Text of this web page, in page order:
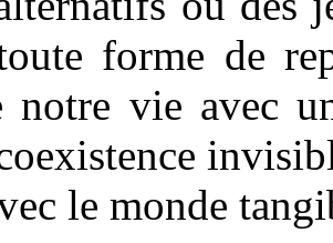
forme de
notre vie avec
le monde